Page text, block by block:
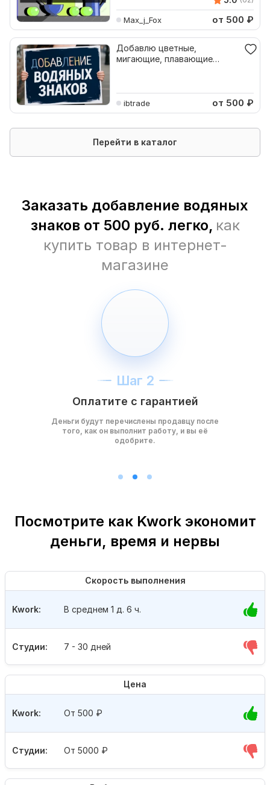
Max_j_Fox от 500 ₽
Добавлю цветные,
мигающие, плавающие
ibtrade от 500 ₽
Перейти в каталог
Заказать добавление водяных
знаков от 500 руб. легко, как
купить товар в интернет-
магазине
Шаг 2
Оплатите с гарантией
Деньги будут перечислены продавцу после
того, как он выполнит работу, и вы её
одобрите.
Посмотрите как Kwork экономит
деньги, время и нервы
Скорость выполнения
Студии: 7 - 30 дней
Kwork: В среднем 1 д. 6 ч.
Цена
Студии: От 5000 ₽
Kwork: От 500 ₽